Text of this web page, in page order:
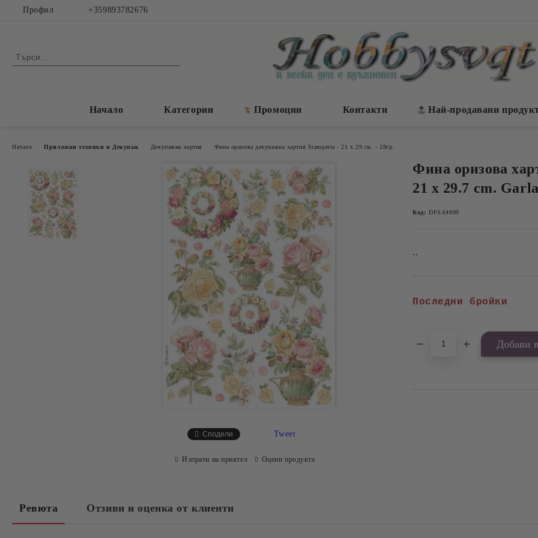
Профил +359893782676
Начало Категории Промоции Контакти Най-продавани
Начало Приложни техники и Декупаж Декупажна хартия Фина оризова декупажна хартия Stamperia - 21 х 29.см. - 28гр.
Фина оризова
21 x 29.7 cm.
Код: DFSA4899
..
Последни бройки
Сподели Tweet
Изпрати на приятел Оцени продукта
Ревюта Отзиви и оценка от клиенти